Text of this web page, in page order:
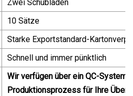
Zwei Schubladen
10 Sätze
Starke Exportstandard-
Schnell und immer pünktlich
Wir verfügen über ein QC-System
Produktionsprozess für Ihre